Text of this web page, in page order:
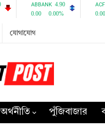
যোগাযোগ
অর্থনীতি পুঁজিবাজার